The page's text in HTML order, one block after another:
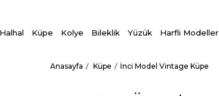
Halhal Küpe Kolye Bileklik Yüzük Harfli Modeller
Anasayfa Küpe
İnci Model Vintage Küpe